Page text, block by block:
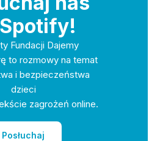
Fundacji Dajemy
to rozmowy na temat
i bezpieczeństwa
dzieci
zagrożeń online.
Posłuchaj